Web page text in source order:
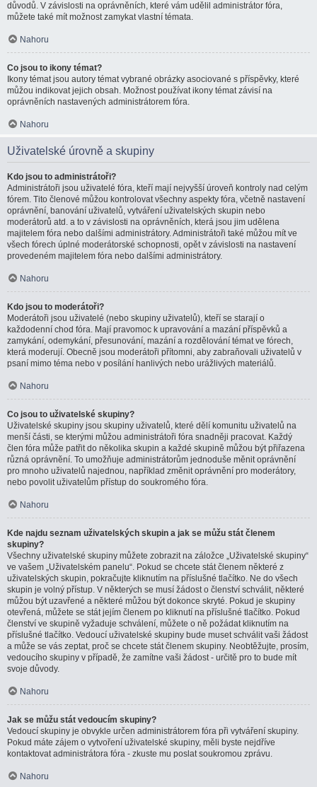
důvodů. V závislosti na oprávněních, které vám udělil administrátor fóra,
můžete také mít možnost zamykat vlastní témata.
Nahoru
Co jsou to ikony témat?
Ikony témat jsou autory témat vybrané obrázky asociované s příspěvky, které
můžou indikovat jejich obsah. Možnost používat ikony témat závisí na
oprávněních nastavených administrátorem fóra.
Nahoru
Uživatelské úrovně a skupiny
Kdo jsou to administrátoři?
Administrátoři jsou uživatelé fóra, kteří mají nejvyšší úroveň kontroly nad celým
fórem. Tito členové můžou kontrolovat všechny aspekty fóra, včetně nastavení
oprávnění, banování uživatelů, vytváření uživatelských skupin nebo
moderátorů atd. a to v závislosti na oprávněních, která jsou jim udělena
majitelem fóra nebo dalšími administrátory. Administrátoři také můžou mít ve
všech fórech úplné moderátorské schopnosti, opět v závislosti na nastavení
provedeném majitelem fóra nebo dalšími administrátory.
Nahoru
Kdo jsou to moderátoři?
Moderátoři jsou uživatelé (nebo skupiny uživatelů), kteří se starají o
každodenní chod fóra. Mají pravomoc k upravování a mazání příspěvků a
zamykání, odemykání, přesunování, mazání a rozdělování témat ve fórech,
která moderují. Obecně jsou moderátoři přítomni, aby zabraňovali uživatelů v
psaní mimo téma nebo v posílání hanlivých nebo urážlivých materiálů.
Nahoru
Co jsou to uživatelské skupiny?
Uživatelské skupiny jsou skupiny uživatelů, které dělí komunitu uživatelů na
menší části, se kterými můžou administrátoři fóra snadněji pracovat. Každý
člen fóra může patřit do několika skupin a každé skupině můžou být přiřazena
různá oprávnění. To umožňuje administrátorům jednoduše měnit oprávnění
pro mnoho uživatelů najednou, například změnit oprávnění pro moderátory,
nebo povolit uživatelům přístup do soukromého fóra.
Nahoru
Kde najdu seznam uživatelských skupin a jak se můžu stát členem
skupiny?
Všechny uživatelské skupiny můžete zobrazit na záložce „Uživatelské skupiny“
ve vašem „Uživatelském panelu“. Pokud se chcete stát členem některé z
uživatelských skupin, pokračujte kliknutím na příslušné tlačítko. Ne do všech
skupin je volný přístup. V některých se musí žádost o členství schválit, některé
můžou být uzavřené a některé můžou být dokonce skryté. Pokud je skupiny
otevřená, můžete se stát jejím členem po kliknutí na příslušné tlačítko. Pokud
členství ve skupině vyžaduje schválení, můžete o ně požádat kliknutím na
příslušné tlačítko. Vedoucí uživatelské skupiny bude muset schválit vaši žádost
a může se vás zeptat, proč se chcete stát členem skupiny. Neobtěžujte, prosím,
vedoucího skupiny v případě, že zamítne vaši žádost - určitě pro to bude mít
svoje důvody.
Nahoru
Jak se můžu stát vedoucím skupiny?
Vedoucí skupiny je obvykle určen administrátorem fóra při vytváření skupiny.
Pokud máte zájem o vytvoření uživatelské skupiny, měli byste nejdříve
kontaktovat administrátora fóra - zkuste mu poslat soukromou zprávu.
Nahoru